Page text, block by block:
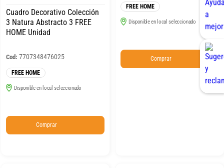
Cuadro Decorativo Colección
3 Natura Abstracto 3 FREE
HOME Unidad
Cod: 7707348476025
FREE HOME
Disponible en local seleccionado
Comprar
FREE HOME
Disponible en local seleccionado
Comprar